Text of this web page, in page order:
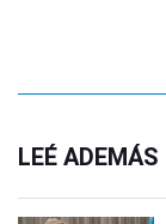
LEÉ ADEMÁS